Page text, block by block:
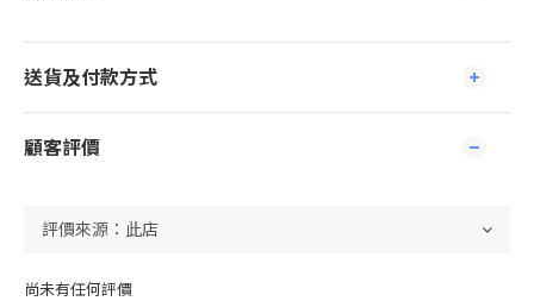
送貨及付款方式
顧客評價
尚未有任何評價